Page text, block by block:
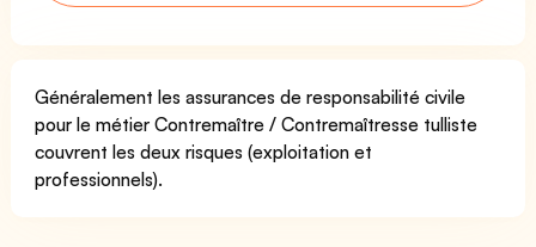
Généralement les assurances de responsabilité civile
pour le métier Contremaître / Contremaîtresse tulliste
couvrent les deux risques (exploitation et
professionnels).